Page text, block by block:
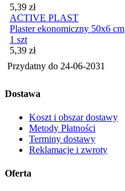
Cena
5,39 zł
ACTIVE PLAST
Plaster ekonomiczny 50x6 cm
1 szt
Cena
5,39 zł
Przydatny do 24-06-2031
Dostawa
Koszt i obszar dostawy
Metody Płatności
Terminy dostawy
Reklamacje i zwroty
Oferta